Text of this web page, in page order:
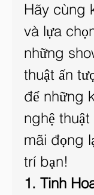
Hãy cùng
và lựa
những
thuật ấn
để những
nghệ
mãi đọng
trí bạn!
1. Tinh